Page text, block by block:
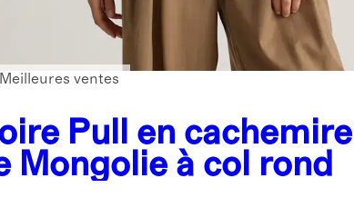
Pull en cachemire
Mongolie à col rond
Meilleures ventes